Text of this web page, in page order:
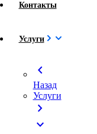
Контакты
Услуги
chevron_left
Назад
Услуги
chevron_right
expand_more